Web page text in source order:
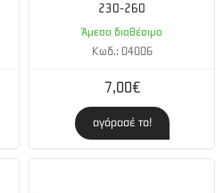
230-260
Άμεσα διαθέσιμο
Κωδ.: 04006
7,00€
αγόρασέ το!